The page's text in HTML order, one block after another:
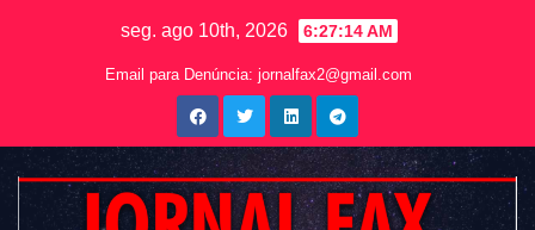
seg. ago 10th, 2026 6:27:15 AM
Email para Denúncia: jornalfax2@gmail.com